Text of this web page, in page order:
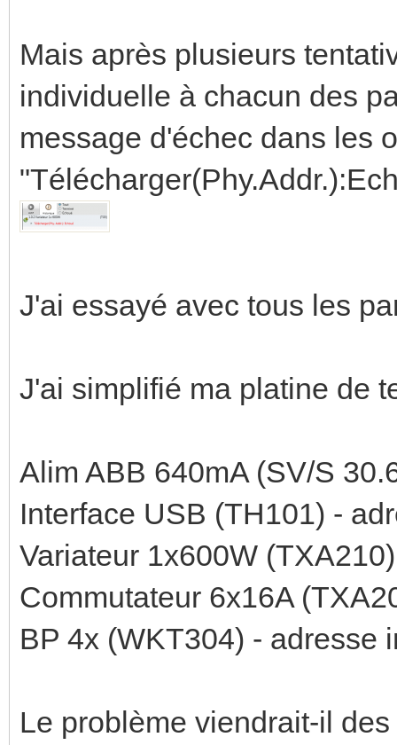
Mais après plusieurs
individuelle à chacun des
message d'échec dans les
J'ai essayé avec tous les
J'ai simplifié ma platine de
Alim ABB 640mA (SV/S
Interface USB (TH101) -
Variateur 1x600W
Commutateur 6x16A
BP 4x (WKT304) - adresse
Le problème viendrait-il